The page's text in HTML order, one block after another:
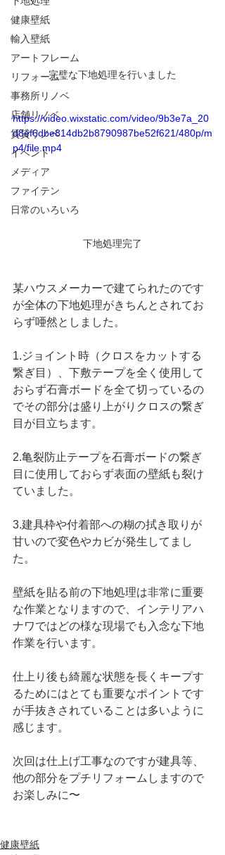
健康壁紙
輸入壁紙
アートフレーム
リフォーム
事務所リノベ
店舗リノベ
賃貸リノベ
イベント
メディア
ファイテン
日常のいろいろ
完璧な下地処理を行いました
https://video.wixstatic.com/video/9b3e7a_20
d8ef6dbe814db2b8790987be52f621/480p/m
p4/file.mp4
下地処理完了
某ハウスメーカーで建てられたのです
が全体の下地処理がきちんとされてお
らず唖然としました。
1.ジョイント時（クロスをカットする
繋ぎ目）、下敷テープを全く使用して
おらず石膏ボードを全て切っているの
でその部分は盛り上がりクロスの繋ぎ
目が目立ちます。
2.亀裂防止テープを石膏ボードの繋ぎ
目に使用しておらず表面の壁紙も裂け
ていました。
3.建具枠や付着部への糊の拭き取りが
甘いので変色やカビが発生してまし
た。
壁紙を貼る前の下地処理は非常に重要
な作業となりますので、インテリアハ
ナワではどの様な現場でも入念な下地
作業を行います。
仕上り後も綺麗な状態を長くキープす
るためにはとても重要なポイントです
が手抜きされていることは多いように
感じます。
次回は仕上げ工事なのですが建具等、
他の部分をプチリフォームしますので
お楽しみに〜
健康壁紙